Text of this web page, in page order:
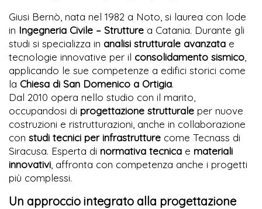
Giusi Bernò, nata nel 1982 a Noto, si laurea con lode
in Ingegneria Civile – Strutture a Catania. Durante gli
studi si specializza in analisi strutturale avanzata e
tecnologie innovative per il consolidamento sismico
applicando le sue competenze a edifici storici come
la Chiesa di San Domenico a Ortigia.
Dal 2010 opera nello studio con il marito,
occupandosi di progettazione strutturale per nuove
costruzioni e ristrutturazioni, anche in collaborazione
con studi tecnici per infrastrutture come Tecnass di
Siracusa. Esperta di normativa tecnica e materiali
innovativi , affronta con competenza anche i progetti
più complessi.
Un approccio integrato alla progettazione